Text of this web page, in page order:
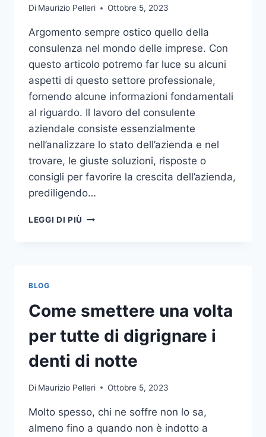
Di Maurizio Pelleri Ottobre 5, 2023
Argomento sempre ostico quello della
consulenza nel mondo delle imprese. Con
questo articolo potremo far luce su alcuni
aspetti di questo settore professionale,
fornendo alcune informazioni fondamentali
al riguardo. Il lavoro del consulente
aziendale consiste essenzialmente
nell’analizzare lo stato dell’azienda e nel
trovare, le giuste soluzioni, risposte o
consigli per favorire la crescita dell’azienda,
prediligendo…
LEGGI DI PIÙ IL
BLOG
Come smettere una volta
per tutte di digrignare i
denti di notte
Di Maurizio Pelleri Ottobre 5, 2023
Molto spesso, chi ne soffre non lo sa,
almeno fino a quando non è indotto a